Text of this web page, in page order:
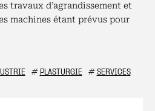
travaux d’agrandissement et
machines étant prévus pour
# PLASTURGIE # SERVICES